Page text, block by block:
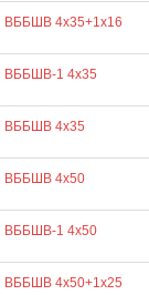
ВББШВ 4х35+1х16
ВББШВ-1 4х35
ВББШВ 4х35
ВББШВ 4х50
ВББШВ-1 4х50
ВББШВ 4х50+1х25